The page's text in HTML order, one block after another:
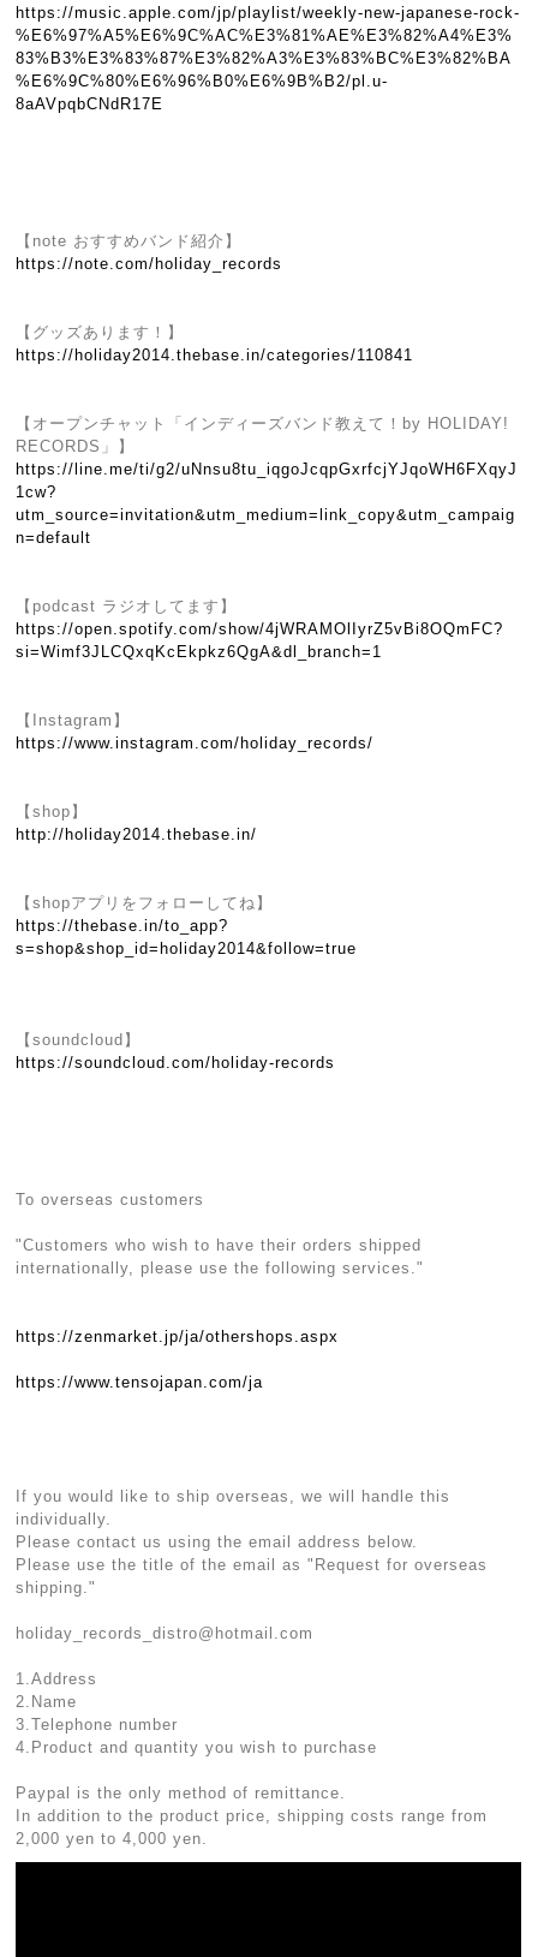
https://music.apple.com/jp/playlist/weekly-new-japanese-rock-
%E6%97%A5%E6%9C%AC%E3%81%AE%E3%82%A4%E3%
83%B3%E3%83%87%E3%82%A3%E3%83%BC%E3%82%BA
%E6%9C%80%E6%96%B0%E6%9B%B2/pl.u-
8aAVpqbCNdR17E
【note おすすめバンド紹介】
https://note.com/holiday_records
【グッズあります！】
https://holiday2014.thebase.in/categories/110841
【オープンチャット「インディーズバンド教えて！by HOLIDAY!
RECORDS」】
https://line.me/ti/g2/uNnsu8tu_iqgoJcqpGxrfcjYJqoWH6FXqyJ
1cw?
utm_source=invitation&utm_medium=link_copy&utm_campaig
n=default
【podcast ラジオしてます】
https://open.spotify.com/show/4jWRAMOlIyrZ5vBi8OQmFC?
si=Wimf3JLCQxqKcEkpkz6QgA&dl_branch=1
【Instagram】
https://www.instagram.com/holiday_records/
【shop】
http://holiday2014.thebase.in/
【shopアプリをフォローしてね】
https://thebase.in/to_app?
s=shop&shop_id=holiday2014&follow=true
【soundcloud】
https://soundcloud.com/holiday-records
To overseas customers
"Customers who wish to have their orders shipped
internationally, please use the following services."
https://zenmarket.jp/ja/othershops.aspx
https://www.tensojapan.com/ja
If you would like to ship overseas, we will handle this
individually.
Please contact us using the email address below.
Please use the title of the email as "Request for overseas
shipping."
holiday_records_distro@hotmail.com
1.Address
2.Name
3.Telephone number
4.Product and quantity you wish to purchase
Paypal is the only method of remittance.
In addition to the product price, shipping costs range from
2,000 yen to 4,000 yen.